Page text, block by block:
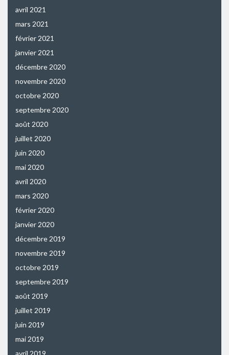
avril 2021
mars 2021
février 2021
janvier 2021
décembre 2020
novembre 2020
octobre 2020
septembre 2020
août 2020
juillet 2020
juin 2020
mai 2020
avril 2020
mars 2020
février 2020
janvier 2020
décembre 2019
novembre 2019
octobre 2019
septembre 2019
août 2019
juillet 2019
juin 2019
mai 2019
avril 2019